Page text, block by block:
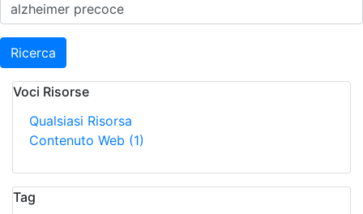
Ricerca
Voci Risorse
Qualsiasi Risorsa
Contenuto Web (1)
Tag